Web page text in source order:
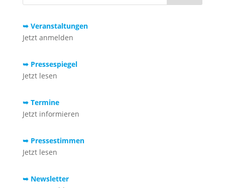
➥ Veranstaltungen
Jetzt anmelden
➥ Pressespiegel
Jetzt lesen
➥ Termine
Jetzt informieren
➥ Pressestimmen
Jetzt lesen
➥ Newsletter